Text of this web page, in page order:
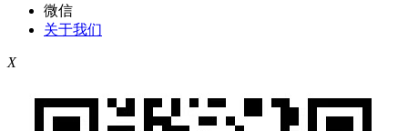
微信
关于我们
X